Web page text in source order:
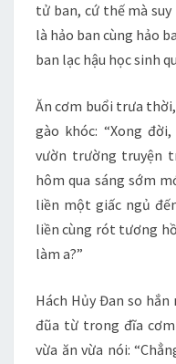
tử ban, cứ thế mà
là hảo ban cùng hảo
ban lạc hậu học sinh
Ăn cơm buổi trưa
gào khóc: “Xong
vườn trường truyện
hôm qua sáng sớm
liền một giấc ngủ
liền cùng rót tương
làm a?”
Hách Hủy Đan so
đũa từ trong đĩa
vừa ăn vừa nói: